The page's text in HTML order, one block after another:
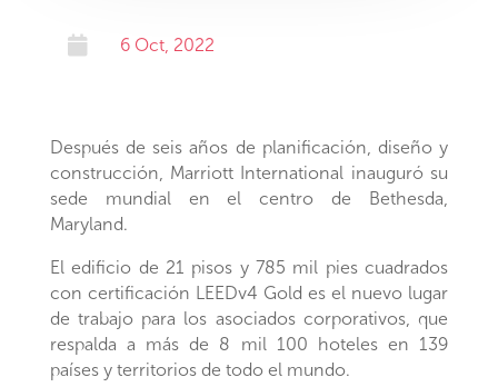
 6 Oct, 2022
Después de seis años de planificación, diseño y
construcción, Marriott International inauguró su
sede mundial en el centro de Bethesda,
Maryland.
El edificio de 21 pisos y 785 mil pies cuadrados
con certificación LEEDv4 Gold es el nuevo lugar
de trabajo para los asociados corporativos, que
respalda a más de 8 mil 100 hoteles en 139
países y territorios de todo el mundo.